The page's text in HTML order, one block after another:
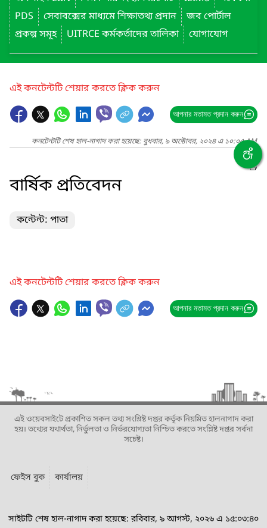
PDS
সেবাবক্সের মাধ্যমে শিক্ষাতথ্য প্রদান
জব পোর্টাল
প্রকল্প সমূহ
UITRCE কর্মকর্তাদের তালিকা যোগাযোগ
এই কনটেন্টটি শেয়ার করতে ক্লিক করুন
আপনার মতামত প্রদান করুন
কনটেন্টটি শেষ হাল-নাগাদ করা হয়েছে: বুধবার, ৯ অক্টোবর, ২০২৪ এ ১০:০৫ AM
বার্ষিক প্রতিবেদন
কন্টেন্ট: পাতা
এই কনটেন্টটি শেয়ার করতে ক্লিক করুন
আপনার মতামত প্রদান করুন
এই ওয়েবসাইটে প্রকাশিত সকল তথ্য সংশ্লিষ্ট দপ্তর কর্তৃক নিয়মিত হালনাগাদ করা
হয়। তথ্যের যথার্থতা, নির্ভুলতা ও নির্ভরযোগ্যতা নিশ্চিত করতে সংশ্লিষ্ট দপ্তর সর্বদা
সচেষ্ট।
ফেইস বুক কার্যালয়
সাইটটি শেষ হাল-নাগাদ করা হয়েছে: রবিবার, ৯ আগস্ট, ২০২৬ এ ১৫:০৩:৪০